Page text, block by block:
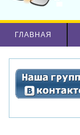
ГЛАВНАЯ